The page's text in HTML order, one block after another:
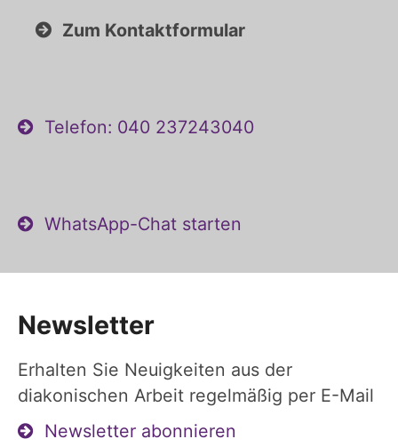
Zum Kontaktformular
Telefon: 040 237243040
WhatsApp-Chat starten
Newsletter
Erhalten Sie Neuigkeiten aus der
diakonischen Arbeit regelmäßig per E-Mail
Newsletter abonnieren